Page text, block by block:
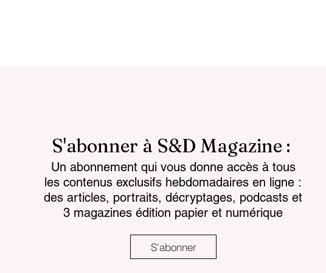
Cognitive battlespace the
CCP's war for the mind
Chemical regulations:
challenge facing land-
based armaments
S'abonner à S&D Magazine :
Un abonnement qui vous donne accès à tous
les contenus exclusifs hebdomadaires en ligne :
des articles, portraits, décryptages, podcasts et
3 magazines édition papier et numérique
S'abonner